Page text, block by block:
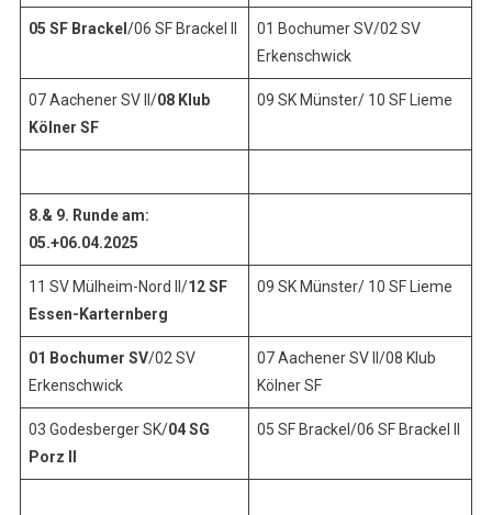
05 SF Brackel /06 SF Brackel II
01 Bochumer SV/02 SV
Erkenschwick
07 Aachener SV II/08 Klub
Kölner SF
09 SK Münster/ 10 SF Lieme
8.& 9. Runde am:
05.+06.04.2025
11 SV Mülheim-Nord II/12 SF
Essen-Karternberg
09 SK Münster/ 10 SF Lieme
01 Bochumer SV/02 SV
Erkenschwick
07 Aachener SV II/08 Klub
Kölner SF
03 Godesberger SK/04 SG
Porz II
05 SF Brackel/06 SF Brackel II